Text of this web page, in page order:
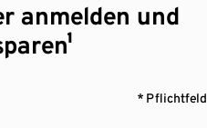
anmelden und
* Pflichtfeld